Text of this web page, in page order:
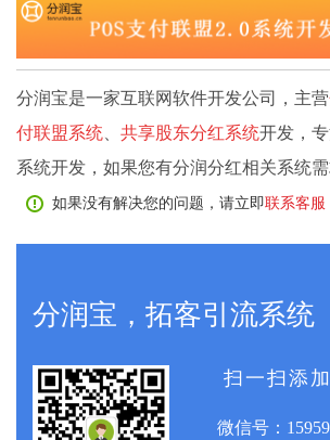
分润宝是一家互联网软件开发公司，主营
付联盟系统
共享股东分红系统开发，
系统开发，如果您有分润分红相关系统需
如果没有解决您的问题，请立即联系客服
分润宝，拓客引流系统
扫一扫添
微信号：